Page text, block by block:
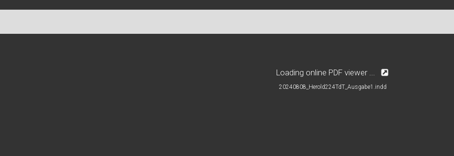
Loading online PDF viewer ...
20240808_Herold224TdT_Ausgabe1.indd